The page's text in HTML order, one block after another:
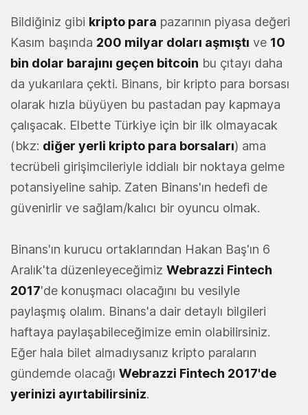
Bildiğiniz gibi kripto para pazarının piyasa değeri
Kasım başında 200 milyar doları aşmıştı ve 10
bin dolar barajını geçen bitcoin bu çıtayı daha
da yukarılara çekti. Binans, bir kripto para borsası
olarak hızla büyüyen bu pastadan pay kapmaya
çalışacak. Elbette Türkiye için bir ilk olmayacak
(bkz: diğer yerli kripto para borsaları) ama
tecrübeli girişimcileriyle iddialı bir noktaya gelme
potansiyeline sahip. Zaten Binans'ın hedefi de
güvenirlir ve sağlam/kalıcı bir oyuncu olmak.
Binans'ın kurucu ortaklarından Hakan Baş'ın 6
Aralık'ta düzenleyeceğimiz Webrazzi Fintech
2017'de konuşmacı olacağını bu vesilyle
paylaşmış olalım. Binans'a dair detaylı bilgileri
haftaya paylaşabileceğimize emin olabilirsiniz.
Eğer hala bilet almadıysanız kripto paraların
gündemde olacağı Webrazzi Fintech 2017'de
yerinizi ayırtabilirsiniz.